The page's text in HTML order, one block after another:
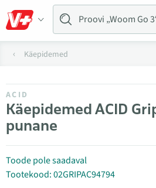
Käepidemed
ACID
Käepidemed ACID
punane
Toode pole saadaval
Tootekood: 02GRIPAC94794